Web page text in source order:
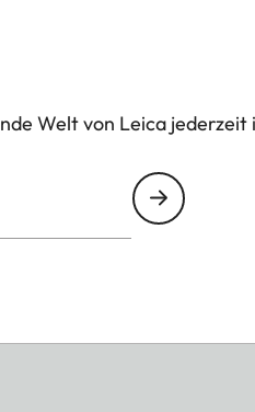
Welt von Leica